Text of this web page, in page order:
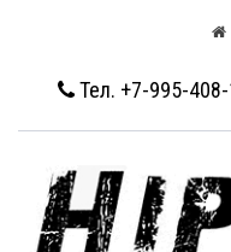
Тел. +7-995-